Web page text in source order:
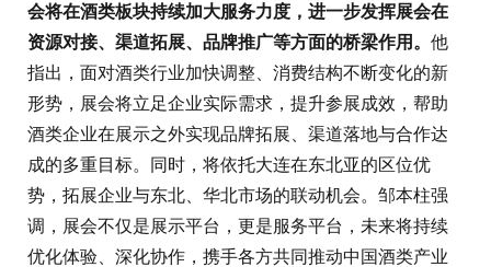
会将在酒类板块持续加大服务力度，进一步发挥展会在
资源对接、渠道拓展、品牌推广等方面的桥梁作用。 他
指出，面对酒类行业加快调整、消费结构不断变化的新
形势，展会将立足企业实际需求，提升参展成效，帮助
酒类企业在展示之外实现品牌拓展、渠道落地与合作达
成的多重目标。同时，将依托大连在东北亚的区位优
势，拓展企业与东北、华北市场的联动机会。邹本柱强
调，展会不仅是展示平台，更是服务平台，未来将持续
优化体验、深化协作，携手各方共同推动中国酒类产业